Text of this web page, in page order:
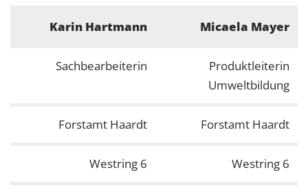
Karin Hartmann Micaela Mayer
Sachbearbeiterin
Produktleiterin
Umweltbildung
Forstamt Haardt Forstamt Haardt
Westring 6 Westring 6